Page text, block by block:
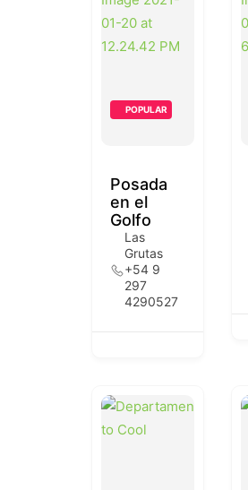
POPULAR
Posada
en el
Golfo
Las
Grutas
+54 9
297
4290527